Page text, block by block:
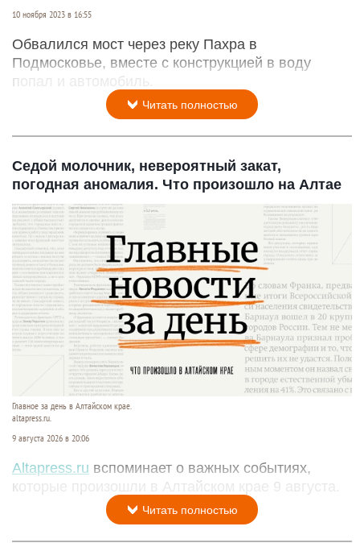
10 ноября 2023 в 16:55
Обвалился мост через реку Пахра в
Подмосковье, вместе с конструкцией в воду
попал и автомобиль.
Читать полностью
Седой молочник, невероятный закат,
погодная аномалия. Что произошло на Алтае
Главное за день в Алтайском крае.
altapress.ru.
9 августа 2026 в 20:06
Altapress.ru вспоминает о важных событиях,
которые произошли в Алтайском крае 9 августа.
Читать полностью